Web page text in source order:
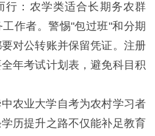
行：农学类适合长期务农群
作者。警惕"包过班"和分期
对公转账并保留凭证。注册
年考试计划表，避免科目积
农业大学自考为农村学习者
历提升之路不仅能补足教育